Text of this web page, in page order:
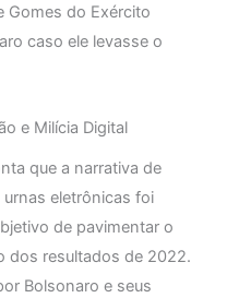
Gomes do Exército
caso ele levasse o
e Milícia Digital
que a narrativa de
eletrônicas foi
de pavimentar o
dos resultados de 2022.
Bolsonaro e seus